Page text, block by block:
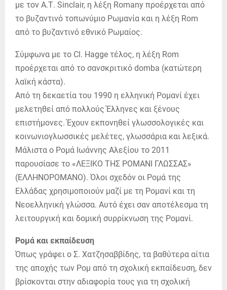
με τον Α.Τ. Sinclair, η λέξη Romany προέρχεται από
το βυζαντινό τοπωνύμιο Ρωμανία και η λέξη Rom
από το βυζαντινό εθνικό Ρωμαίος.
Σύμφωνα με το Cl. Hagge τέλος, η λέξη Rom
προέρχεται από το σανσκριτικό domba (κατώτερη
λαϊκή κάστα).
Από τη δεκαετία του 1990 η ελληνική Ρομανί έχει
μελετηθεί από πολλούς Έλληνες και ξένους
επιστήμονες. Έχουν εκπονηθεί γλωσσολογικές και
κοινωνιογλωσσικές μελέτες, γλωσσάρια και λεξικά.
Μάλιστα ο Ρομά Ιωάννης Αλεξίου το 2011
παρουσίασε το «ΛΕΞΙΚΟ ΤΗΣ ΡΟΜΑΝΙ ΓΛΩΣΣΑΣ»
(ΕΛΛΗΝΟΡΟΜΑΝΟ). Όλοι σχεδόν οι Ρομά της
Ελλάδας χρησιμοποιούν μαζί με τη Ρομανί και τη
Νεοελληνική γλώσσα. Αυτό έχει σαν αποτέλεσμα τη
λειτουργική και δομική συρρίκνωση της Ρομανί.
Ρομά και εκπαίδευση
Όπως γράφει ο Σ. Χατζησαββίδης, τα βαθύτερα αίτια
της αποχής των Ρομ από τη σχολική εκπαίδευση, δεν
βρίσκονται στην αδιαφορία τους για τη σχολική